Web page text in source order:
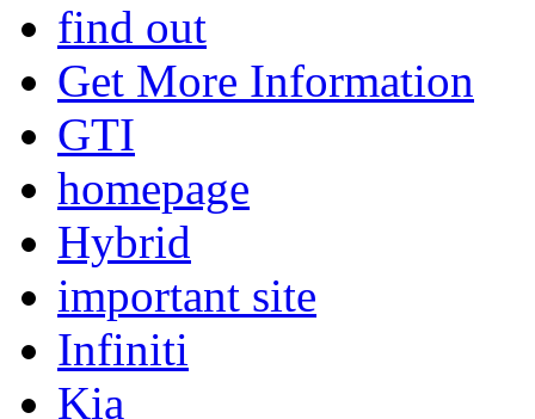
find out
Get More Information
GTI
homepage
Hybrid
important site
Infiniti
Kia